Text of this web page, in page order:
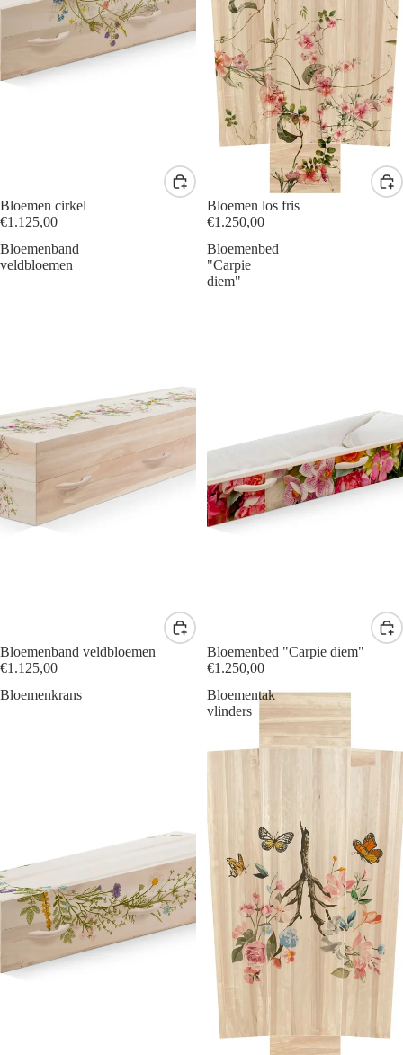
Bloemen cirkel
€1.125,00
Bloemen los fris
€1.250,00
Bloemenband
veldbloemen
Bloemenband veldbloemen
€1.125,00
Bloemenbed
"Carpie
diem"
Bloemenbed "Carpie diem"
€1.250,00
Bloemenkrans
Bloementak
vlinders